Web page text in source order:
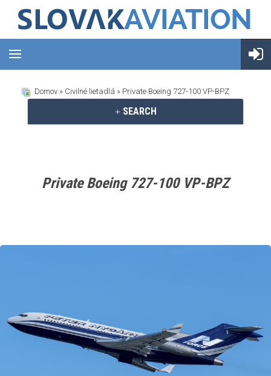
Domov » Civilné lietadlá » Private Boeing 727-100 VP-BPZ
SEARCH
Private Boeing 727-100 VP-BPZ